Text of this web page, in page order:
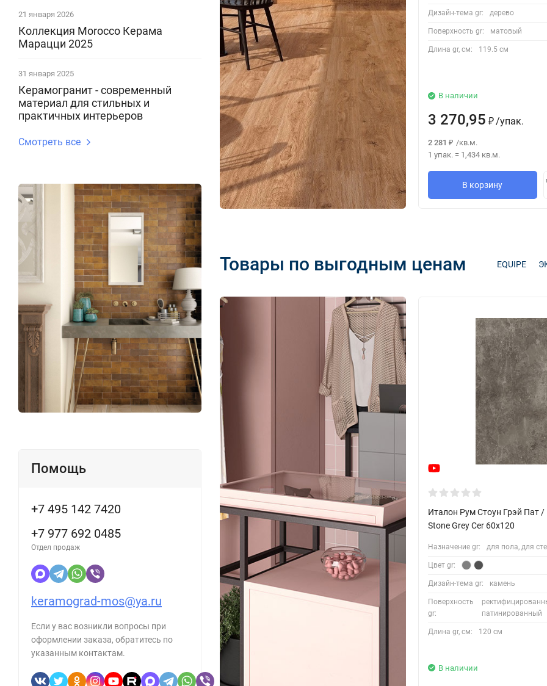
21 января 2026
Коллекция Morocco Керама
Марацци 2025
31 января 2025
Керамогранит - современный
материал для стильных и
практичных интерьеров
Смотреть все
Помощь
+7 495 142 7420
+7 977 692 0485
Отдел продаж
keramograd-mos@ya.ru
Если у вас возникли вопросы при
оформлении заказа, обратитесь по
указанным контактам.
Дизайн-тема gr: дерево
Поверхность gr: матовый
Длина gr, см: 119.5 см
В наличии
3 270,95 ₽ /упак.
2 281 ₽ /кв.м.
1 упак.= 1,434 кв.м.
В корзину
Товары по выгодным ценам EQUIPE
Италон Рум Стоун Грэй Пат /
Stone Grey Cer 60x120
Назначение gr: для пола, для
Цвет gr:
Дизайн-тема gr: камень
Поверхность
gr:
патинированный
Длина gr, см: 120 см
В наличии